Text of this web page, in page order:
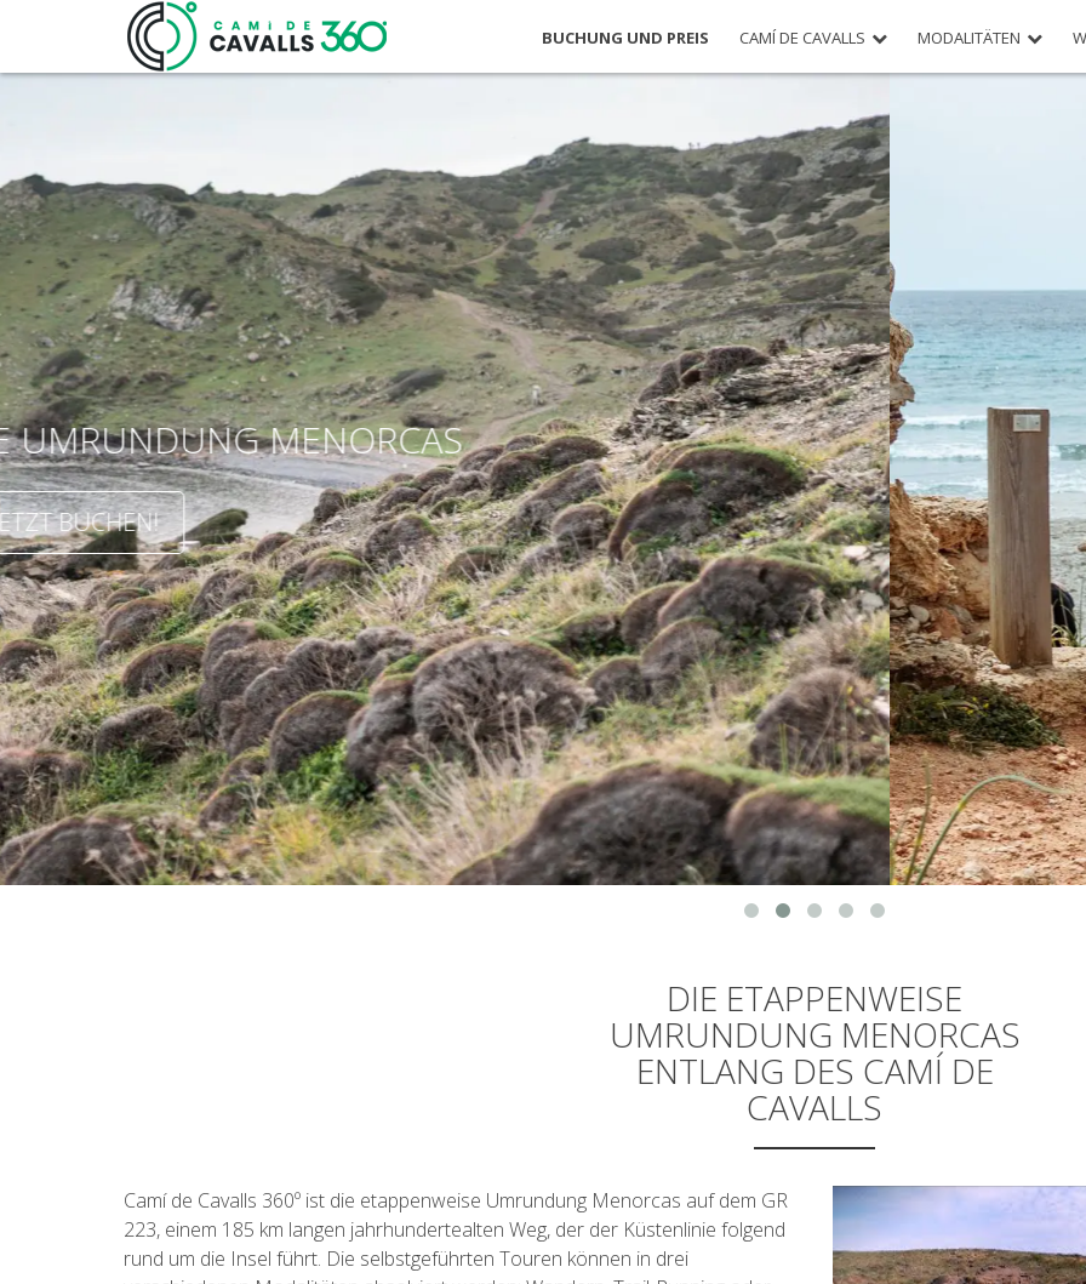
BUCHUNG UND PREIS CAMÍ DE CAVALLS MODALITÄTEN
SELBSTGEFÜHRTE TOUR MIT UNTERKUNFT
JETZT BUCHEN!
DIE ETAPPENWEISE
UMRUNDUNG MENORCAS
ENTLANG DES CAMÍ DE
CAVALLS
Camí de Cavalls 360º ist die etappenweise Umrundung Menorcas auf dem GR
223, einem 185 km langen jahrhundertealten Weg, der der Küstenlinie folgend
rund um die Insel führt. Die selbstgeführten Touren können in drei